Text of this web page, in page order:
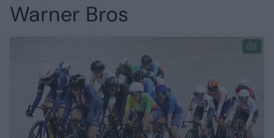
Warner Bros
1